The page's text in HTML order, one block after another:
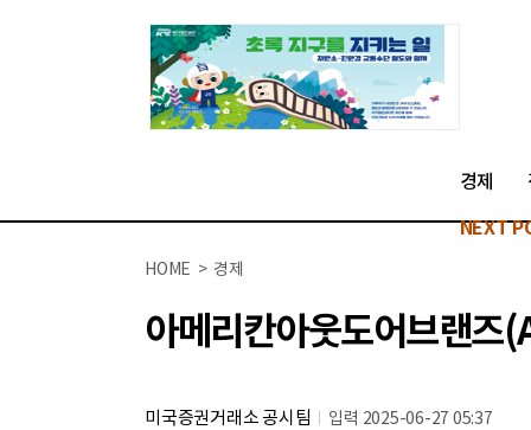
경제
NEXT
HOME > 경제
아메리칸아웃도어브랜즈
미국증권거래소 공시팀 입력 2025-06-27 05:37